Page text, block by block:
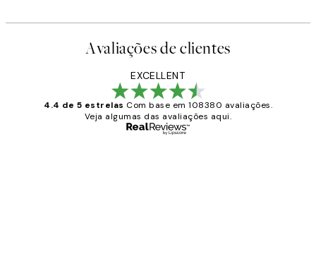
Avaliações de clientes
EXCELLENT
4.4 de 5 estrelas Com base em 108380 avaliações.
Veja algumas das avaliações aqui.